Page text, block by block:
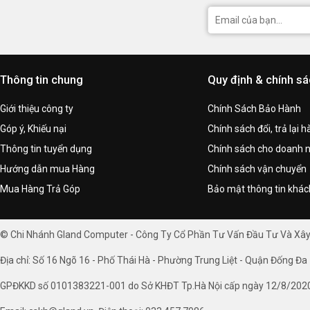
Thông tin chung
Giới thiệu công ty
Góp ý, Khiếu nại
Thông tin tuyển dụng
Hướng dẫn mua Hàng
Mua Hàng Trả Góp
Quy định & chính
Chính Sách Bảo Hành
Chính sách đổi, trả lại
Chính sách cho doanh
Chính sách vận chuyển
Bảo mật thông tin
© Chi Nhánh Gland Computer - Công Ty Cổ Phần Tư Vấn Đầu Tư Và
Địa chỉ: Số 16 Ngõ 16 - Phố Thái Hà - Phường Trung Liệt - Quận Đống Đa
GPĐKKD số 0101383221-001 do Sở KHĐT Tp.Hà Nội cấp ngày 12/8/